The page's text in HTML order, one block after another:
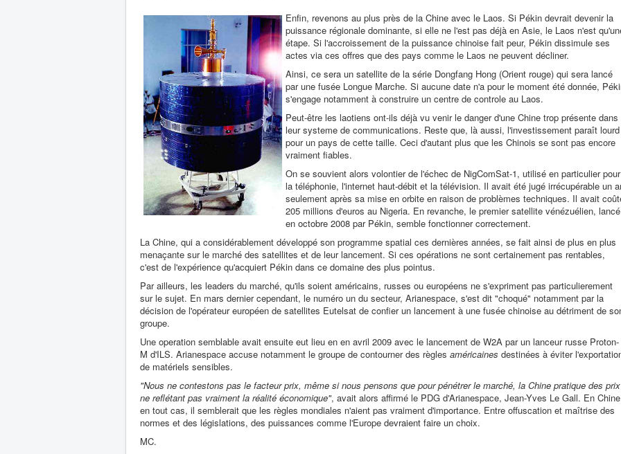
Enfin, revenons au plus près de la Chine avec le Laos. Si Pékin devrait devenir la
puissance régionale dominante, si elle ne l'est pas déjà en Asie, le Laos n'est
étape. Si l'accroissement de la puissance chinoise fait peur, Pékin dissimule ses
actes via ces offres que des pays comme le Laos ne peuvent décliner.
Ainsi, ce sera un satellite de la série Dongfang Hong (Orient rouge) qui sera lancé
par une fusée Longue Marche. Si aucune date n'a pour le moment été donnée,
s'engage notamment à construire un centre de controle au Laos.
Peut-être les laotiens ont-ils déjà vu venir le danger d'une Chine trop présente dans
leur systeme de communications. Reste que, là aussi, l'investissement paraît lourd
pour un pays de cette taille. Ceci d'autant plus que les Chinois se sont pas encore
vraiment fiables.
On se souvient alors volontier de l'échec de NigComSat-1, utilisé en particulier pour
la téléphonie, l'internet haut-débit et la télévision. Il avait été jugé irrécupérable un
seulement après sa mise en orbite en raison de problèmes techniques. Il avait
205 millions d'euros au Nigeria. En revanche, le premier satellite vénézuélien, lancé
en octobre 2008 par Pékin, semble fonctionner correctement.
La Chine, qui a considérablement développé son programme spatial ces dernières années, se fait ainsi de plus en plus
menaçante sur le marché des satellites et de leur lancement. Si ces opérations ne sont certainement pas rentables,
c'est de l'expérience qu'acquiert Pékin dans ce domaine des plus pointus.
Par ailleurs, les leaders du marché, qu'ils soient américains, russes ou européens ne s'expriment pas particulierement
sur le sujet. En mars dernier cependant, le numéro un du secteur, Arianespace, s'est dit "choqué" notamment par la
décision de l'opérateur européen de satellites Eutelsat de confier un lancement à une fusée chinoise au détriment de
groupe.
Une operation semblable avait ensuite eut lieu en en avril 2009 avec le lancement de W2A par un lanceur russe Proton-
M d'ILS. Arianespace accuse notamment le groupe de contourner des règles américaines destinées à éviter
de matériels sensibles.
"Nous ne contestons pas le facteur prix, même si nous pensons que pour pénétrer le marché, la Chine pratique des prix
ne reflétant pas vraiment la réalité économique", avait alors affirmé le PDG d'Arianespace, Jean-Yves Le Gall. En Chine
en tout cas, il semblerait que les règles mondiales n'aient pas vraiment d'importance. Entre offuscation et maîtrise des
normes et des législations, des puissances comme l'Europe devraient faire un choix.
MC.